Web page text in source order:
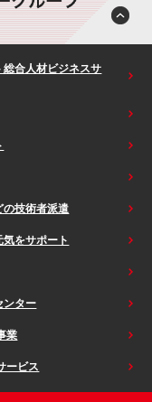
合人材ビジネスサ
の技術者派遣
をサポート
ンター
業
ービス